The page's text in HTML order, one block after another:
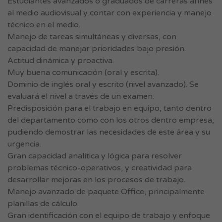
al medio audiovisual y contar con experiencia y manejo
técnico en el medio.
Manejo de tareas simultáneas y diversas, con
capacidad de manejar prioridades bajo presión.
Actitud dinámica y proactiva.
Muy buena comunicación (oral y escrita).
Dominio de inglés oral y escrito (nivel avanzado). Se
evaluará el nivel a través de un examen.
Predisposición para el trabajo en equipo, tanto dentro
del departamento como con los otros dentro empresa,
pudiendo demostrar las necesidades de este área y su
urgencia.
Gran capacidad analítica y lógica para resolver
problemas técnico-operativos, y creatividad para
desarrollar mejoras en los procesos de trabajo.
Manejo avanzado de paquete Office, principalmente
planillas de cálculo.
Gran identificación con el equipo de trabajo y enfoque